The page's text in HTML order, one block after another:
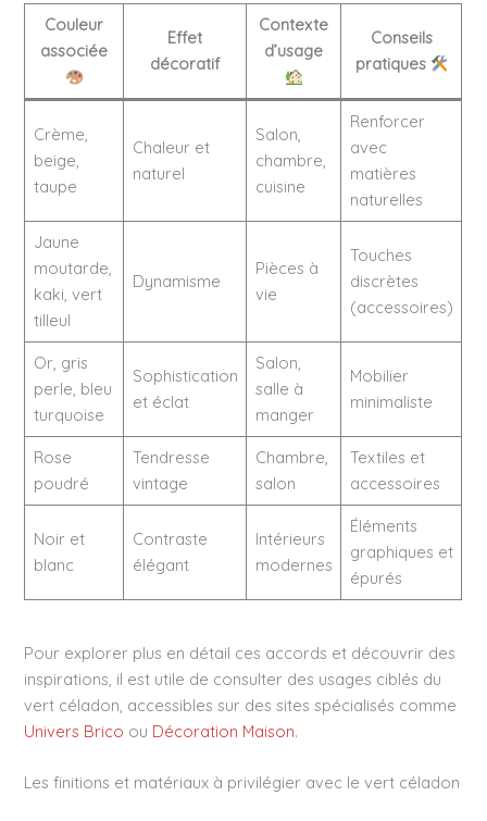
Couleur
associée
Effet
décoratif
Contexte
d’usage
Conseils
pratiques
Crème,
beige,
taupe
Chaleur et
naturel
Salon,
chambre,
cuisine
Renforcer
avec
matières
naturelles
Jaune
moutarde,
kaki, vert
tilleul
Dynamisme
Pièces à
vie
Touches
discrètes
(accessoires)
Or, gris
perle, bleu
turquoise
Sophistication
et éclat
Salon,
salle à
manger
Mobilier
minimaliste
Rose
poudré
Tendresse
vintage
Chambre,
salon
Textiles et
accessoires
Noir et
blanc
Contraste
élégant
Intérieurs
modernes
Éléments
graphiques et
épurés
Pour explorer plus en détail ces accords et découvrir des
inspirations, il est utile de consulter des usages ciblés du
vert céladon, accessibles sur des sites spécialisés comme
Univers Brico ou Décoration Maison.
Les finitions et matériaux à privilégier avec le vert céladon